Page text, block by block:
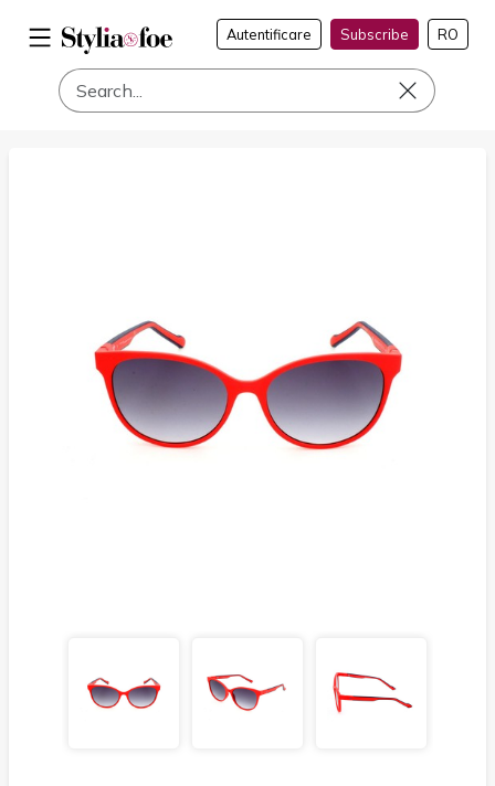
Autentificare Subscribe RO